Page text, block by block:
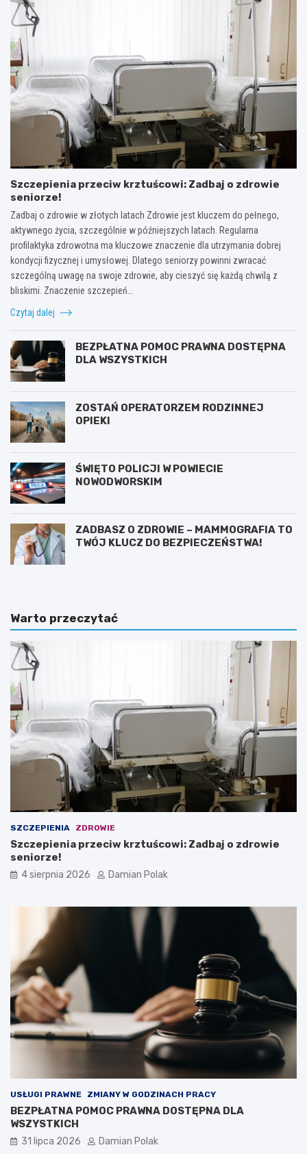
Szczepienia przeciw krztuścowi: Zadbaj o zdrowie
seniorze!
Zadbaj o zdrowie w złotych latach Zdrowie jest kluczem do pełnego,
aktywnego życia, szczególnie w późniejszych latach. Regularna
profilaktyka zdrowotna ma kluczowe znaczenie dla utrzymania dobrej
kondycji fizycznej i umysłowej. Dlatego seniorzy powinni zwracać
szczególną uwagę na swoje zdrowie, aby cieszyć się każdą chwilą z
bliskimi. Znaczenie szczepień…
Czytaj dalej
BEZPŁATNA POMOC PRAWNA DOSTĘPNA
DLA WSZYSTKICH
ZOSTAŃ OPERATORZEM RODZINNEJ
OPIEKI
ŚWIĘTO POLICJI W POWIECIE
NOWODWORSKIM
ZADBASZ O ZDROWIE – MAMMOGRAFIA TO
TWÓJ KLUCZ DO BEZPIECZEŃSTWA!
Warto przeczytać
SZCZEPIENIA ZDROWIE
Szczepienia przeciw krztuścowi: Zadbaj o zdrowie
seniorze!
4 sierpnia 2026 Damian Polak
USŁUGI PRAWNE ZMIANY W GODZINACH PRACY
BEZPŁATNA POMOC PRAWNA DOSTĘPNA DLA
WSZYSTKICH
31 lipca 2026 Damian Polak